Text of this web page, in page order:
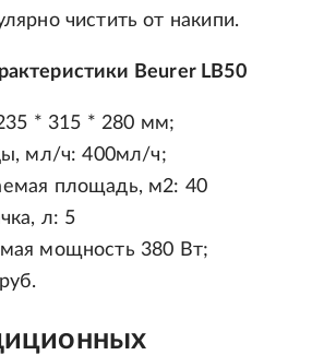
чистить от накипи.
Beurer LB50
* 315 * 280 мм;
мл/ч: 400мл/ч;
площадь, м2: 40
л: 5
мощность 380 Вт;